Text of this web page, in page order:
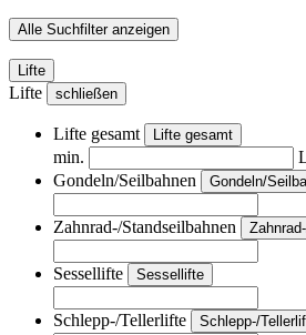
Alle Suchfilter anzeigen
Lifte
Lifte schließen
Lifte gesamt Lifte gesamt
min.
Gondeln/Seilbahnen
Gondeln/
Zahnrad-/Standseilbahnen
Sessellifte Sessellifte
Schlepp-/Tellerlifte Schlepp-/